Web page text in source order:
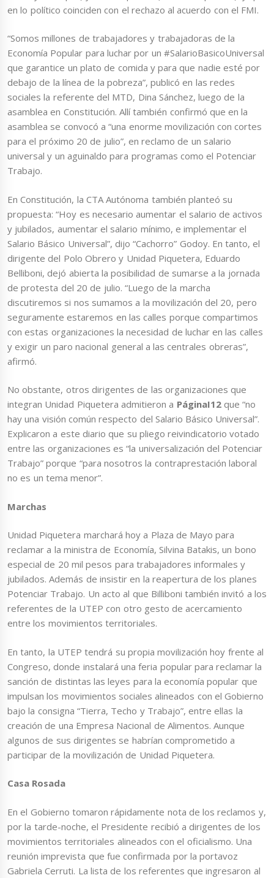
en lo político coinciden con el rechazo al acuerdo con el FMI.
“Somos millones de trabajadores y trabajadoras de la
Economía Popular para luchar por un #SalarioBasicoUniversal
que garantice un plato de comida y para que nadie esté por
debajo de la línea de la pobreza”, publicó en las redes
sociales la referente del MTD, Dina Sánchez, luego de la
asamblea en Constitución. Allí también confirmó que en la
asamblea se convocó a “una enorme movilización con cortes
para el próximo 20 de julio”, en reclamo de un salario
universal y un aguinaldo para programas como el Potenciar
Trabajo.
En Constitución, la CTA Autónoma también planteó su
propuesta: “Hoy es necesario aumentar el salario de activos
y jubilados, aumentar el salario mínimo, e implementar el
Salario Básico Universal”, dijo “Cachorro” Godoy. En tanto, el
dirigente del Polo Obrero y Unidad Piquetera, Eduardo
Belliboni, dejó abierta la posibilidad de sumarse a la jornada
de protesta del 20 de julio. “Luego de la marcha
discutiremos si nos sumamos a la movilización del 20, pero
seguramente estaremos en las calles porque compartimos
con estas organizaciones la necesidad de luchar en las calles
y exigir un paro nacional general a las centrales obreras”,
afirmó.
No obstante, otros dirigentes de las organizaciones que
integran Unidad Piquetera admitieron a PáginaI12que “no
hay una visión común respecto del Salario Básico Universal”.
Explicaron a este diario que su pliego reivindicatorio votado
entre las organizaciones es “la universalización del Potenciar
Trabajo” porque “para nosotros la contraprestación laboral
no es un tema menor”.
Marchas
Unidad Piquetera marchará hoy a Plaza de Mayo para
reclamar a la ministra de Economía, Silvina Batakis, un bono
especial de 20 mil pesos para trabajadores informales y
jubilados. Además de insistir en la reapertura de los planes
Potenciar Trabajo. Un acto al que Billiboni también invitó a los
referentes de la UTEP con otro gesto de acercamiento
entre los movimientos territoriales.
En tanto, la UTEP tendrá su propia movilización hoy frente al
Congreso, donde instalará una feria popular para reclamar la
sanción de distintas las leyes para la economía popular que
impulsan los movimientos sociales alineados con el Gobierno
bajo la consigna “Tierra, Techo y Trabajo”, entre ellas la
creación de una Empresa Nacional de Alimentos. Aunque
algunos de sus dirigentes se habrían comprometido a
participar de la movilización de Unidad Piquetera.
Casa Rosada
En el Gobierno tomaron rápidamente nota de los reclamos y,
por la tarde-noche, el Presidente recibió a dirigentes de los
movimientos territoriales alineados con el oficialismo. Una
reunión imprevista que fue confirmada por la portavoz
Gabriela Cerruti. La lista de los referentes que ingresaron al